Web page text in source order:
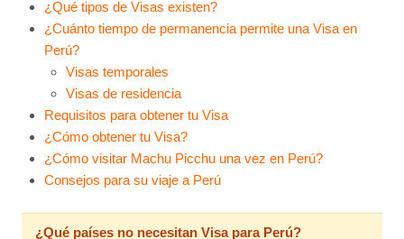
¿Qué tipos de Visas existen?
¿Cuánto tiempo de permanencia permite una Visa en
Perú?
Visas temporales
Visas de residencia
Requisitos para obtener tu Visa
¿Cómo obtener tu Visa?
¿Cómo visitar Machu Picchu una vez en Perú?
Consejos para su viaje a Perú
¿Qué países no necesitan Visa para Perú?